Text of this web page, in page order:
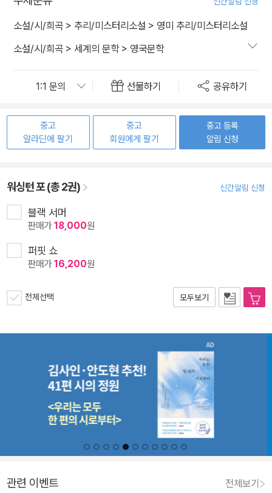
소설/시/희곡 > 추리/미스터리소설 > 영미 추리/미스터리소설
소설/시/희곡 > 세계의 문학> 영국문학
선물하기 공유하기
중고
알라딘에 팔기
중고
회원에게 팔기
중고 등록
알림 신청
워싱턴 포 (총 2권) 신간알림 신청
블랙 서머
판매가18,000원
퍼핏 쇼
판매가16,200원
전체선택 모두보기
관련 이벤트 전체보기